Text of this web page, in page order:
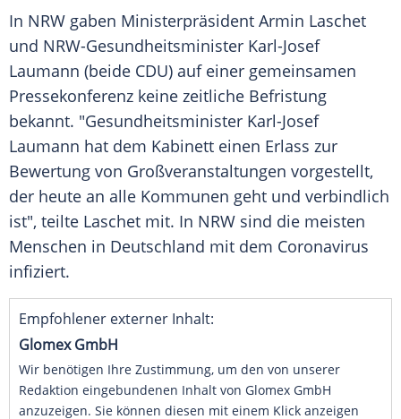
In NRW gaben Ministerpräsident Armin Laschet
und NRW-Gesundheitsminister Karl-Josef
Laumann (beide CDU) auf einer gemeinsamen
Pressekonferenz keine zeitliche Befristung
bekannt. "Gesundheitsminister Karl-Josef
Laumann hat dem Kabinett einen Erlass zur
Bewertung von Großveranstaltungen vorgestellt,
der heute an alle Kommunen geht und verbindlich
ist", teilte Laschet mit. In NRW sind die meisten
Menschen in Deutschland mit dem Coronavirus
infiziert.
Empfohlener externer Inhalt:
Glomex GmbH
Wir benötigen Ihre Zustimmung, um den von unserer
Redaktion eingebundenen Inhalt von Glomex GmbH
anzuzeigen. Sie können diesen mit einem Klick anzeigen